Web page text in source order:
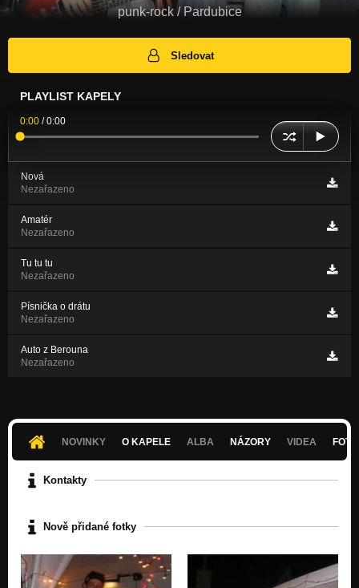
punk-rock / Pardubice
Sledovat
PLAYLIST KAPELY
0:00 /0:00
Nová
Nezařazeno
Amatér
Nezařazeno
Tu tu tu
Nezařazeno
Písnička o drátu
Nezařazeno
Auto z Berouna
Nezařazeno
NOVINKY O KAPELE ALBA NÁZORY VIDEA
Kontakty
Nově přidané fotky